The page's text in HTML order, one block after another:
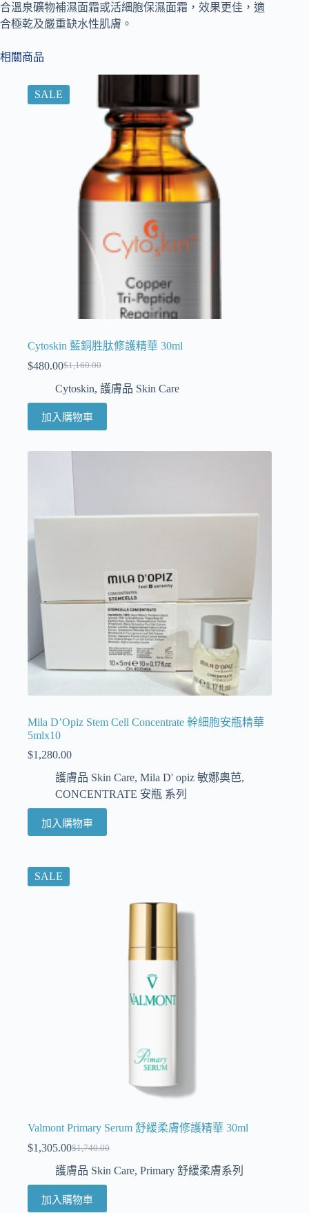
合溫泉礦物補濕面霜或活細胞保濕面霜，效果更佳，適
合極乾及嚴重缺水性肌膚。
相關商品
SALE
Cytoskin 藍銅胜肽修護精華 30ml
$1,160.00
$480.00
Cytoskin, 護膚品 Skin Care
加入購物車
Mila D’Opiz Stem Cell Concentrate 幹細胞安瓶精華
5mlx10
$1,280.00
護膚品 Skin Care, Mila D' opiz 敏娜奧芭,
CONCENTRATE 安瓶 系列
加入購物車
SALE
Valmont Primary Serum 舒緩柔膚修護精華 30ml
$1,740.00
$1,305.00
護膚品 Skin Care, Primary 舒緩柔膚系列
加入購物車